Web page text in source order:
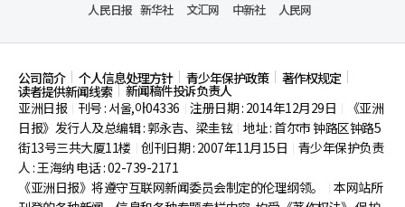
人民日报 新华社 文汇网 中新社 人民网
公司简介 个人信息处理方针 青少年保护政策 著作权规定
读者提供新闻线索
新闻稿件投诉负责人
亚洲日报
刊号 : 서울,아04336 注册日期 : 2014年12月29日
《亚洲
日报》发行人及总编辑 : 郭永吉、梁圭铉 地址 : 首尔市钟路区钟路5
街13号三共大厦11楼 创刊日期 : 2007年11月15日
青少年保护负责
人 : 王海纳 电话 : 02-739-2171
《亚洲日报》将遵守互联网新闻委员会制定的伦理纲领。
本网站所